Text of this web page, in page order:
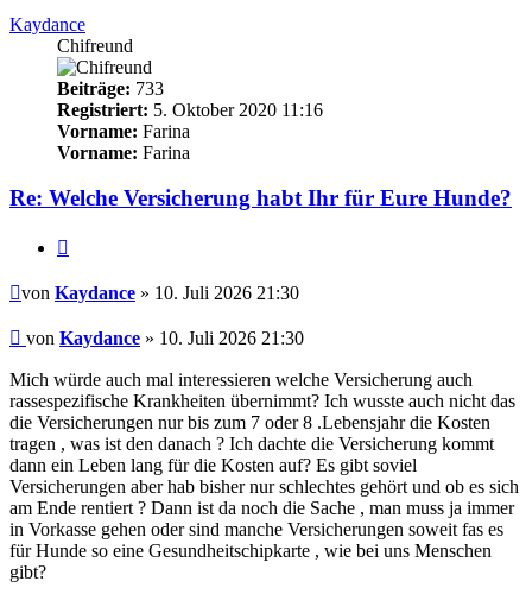
Kaydance
Chifreund
Beiträge: 733
Registriert: 5. Oktober 2020 11:16
Vorname: Farina
Vorname: Farina
Re: Welche Versicherung habt Ihr für Eure Hunde?
Beitrag
von Kaydance » 10. Juli 2026 21:30
Beitrag
von Kaydance » 10. Juli 2026 21:30
Mich würde auch mal interessieren welche Versicherung auch
rassespezifische Krankheiten übernimmt? Ich wusste auch nicht das
die Versicherungen nur bis zum 7 oder 8 .Lebensjahr die Kosten
tragen , was ist den danach ? Ich dachte die Versicherung kommt
dann ein Leben lang für die Kosten auf? Es gibt soviel
Versicherungen aber hab bisher nur schlechtes gehört und ob es sich
am Ende rentiert ? Dann ist da noch die Sache , man muss ja immer
in Vorkasse gehen oder sind manche Versicherungen soweit fas es
für Hunde so eine Gesundheitschipkarte , wie bei uns Menschen
gibt?